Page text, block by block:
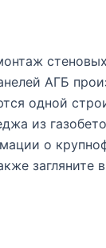
АГБ
одной
из
о
загляните в